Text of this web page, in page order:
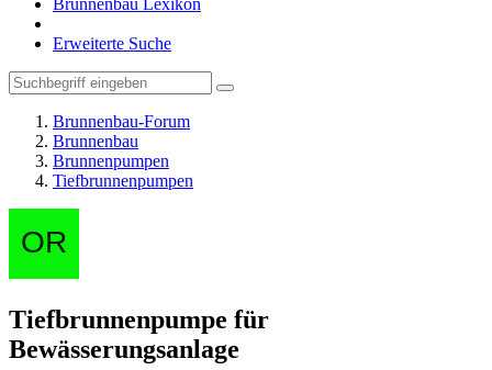
Brunnenbau Lexikon
Erweiterte Suche
Brunnenbau-Forum
Brunnenbau
Brunnenpumpen
Tiefbrunnenpumpen
Tiefbrunnenpumpe für
Bewässerungsanlage